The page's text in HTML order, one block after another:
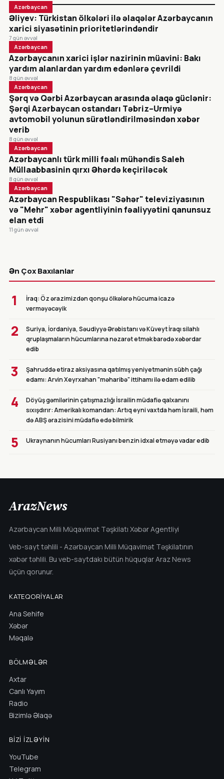
Azərbaycan
Əliyev: Türkistan ölkələri ilə əlaqələr Azərbaycanın
xarici siyasətinin prioritetlərindəndir
7 gün əvvəl
Azərbaycan
Azərbaycanın xarici işlər nazirinin müavini: Bakı
yardım alanlardan yardım edənlərə çevrildi
8 gün əvvəl
Azərbaycan
Şərq və Qərbi Azərbaycan arasında əlaqə güclənir:
Şərqi Azərbaycan ostandarı Təbriz–Urmiyə
avtomobil yolunun sürətləndirilməsindən xəbər
verib
8 gün əvvəl
Azərbaycan
Azərbaycanlı türk milli fəalı mühəndis Saleh
Müllaabbasinin qırxı Əhərdə keçiriləcək
8 gün əvvəl
Azərbaycan
Azərbaycan Respublikası "Səhər" televiziyasının
və "Mehr" xəbər agentliyinin fəaliyyətini qanunsuz
elan etdi
11 gün əvvəl
Ən Çox Baxılanlar
1
İraq: Öz ərazimizdən qonşu ölkələrə hücuma icazə
verməyəcəyik
2
Suriya, İordaniya, Səudiyyə Ərəbistanı və Küveyt İraqı silahlı
qruplaşmaların hücumlarına nəzarət etmək barədə xəbərdar
edib
3
Şahruddə etiraz aksiyasına qatılmış yeniyetmənin sübh çağı
edamı: Arvin Xeyrxahan "məharibə" ittihamı ilə edam edilib
4
Döyüş gəmilərinin çatışmazlığı İsrailin müdafiə qalxanını
sıxışdırır: Amerikalı komandan: Artıq eyni vaxtda həm İsraili, həm
də ABŞ ərazisini müdafiə edə bilmirik
5 Ukraynanın hücumları Rusiyanı benzin idxal etməyə vadar edib
ArazNews
Azərbaycan Milli Müqavimət Təşkilatı Xəbər Agentliyi
Veb-sayt təhlili - Azərbaycan Milli Müqavimət Təşkilatının
xəbər təhlili. Bu veb-saytdakı bütün hüquqlar Araz News
üçün qorunur.
KATEQORIYALAR
Ana Sehife
Xəbər
Məqalə
BÖLMƏLƏR
Axtar
Canlı Yayım
Radio
Bizimlə Əlaqə
BIZI İZLƏYIN
YouTube
Telegram